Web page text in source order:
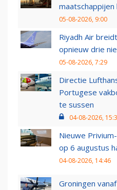
05-08-2026, 9:00
Riyadh Air
opnieuw drie
05-08-2026, 7:29
Directie
Portugese
te sussen
04-08-2026,
Nieuwe
op 6 augustus
04-08-2026, 14:46
Groningen